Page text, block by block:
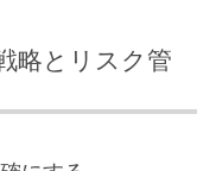
略とリスク管